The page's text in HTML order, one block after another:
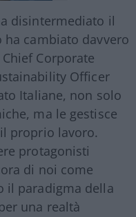
disintermediato il
cambiato davvero
Chief Corporate
Officer
Italiane, non solo
ma le gestisce
proprio lavoro.
protagonisti
di noi come
il paradigma della
una realtà